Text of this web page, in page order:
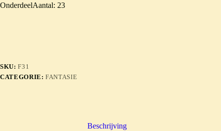
OnderdeelAantal: 23
SKU:F31
CATEGORIE:FANTASIE
Beschrijving